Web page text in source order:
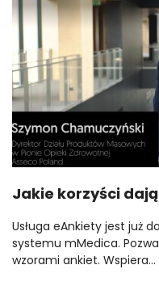
Jakie korzyści
Usługa eAnkiety jest już
systemu mMedica.
wzorami ankiet. Wspiera…